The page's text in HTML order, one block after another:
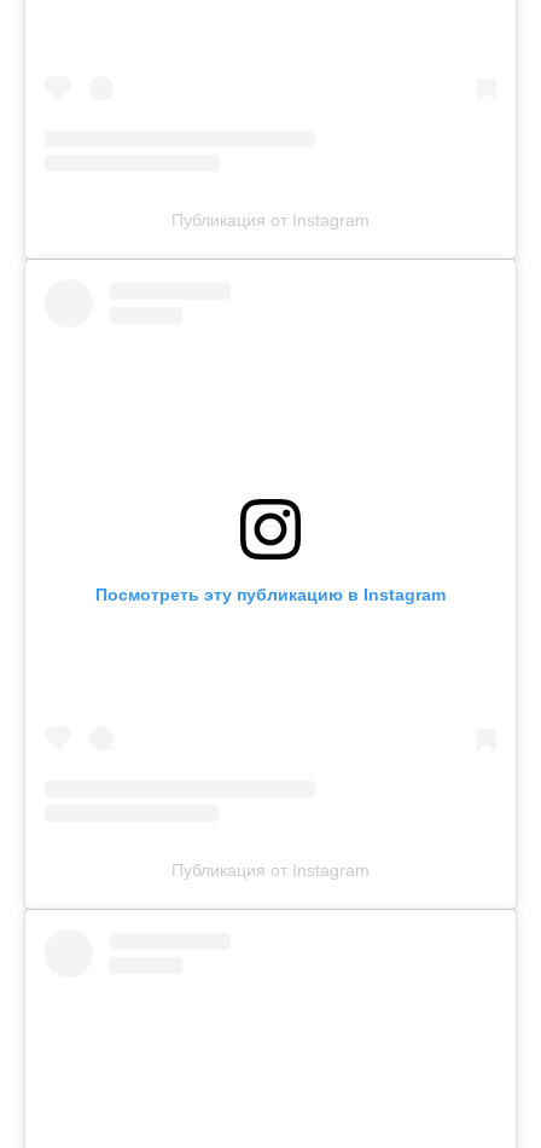
Публикация от Instagram
Посмотреть эту публикацию в Instagram
Публикация от Instagram